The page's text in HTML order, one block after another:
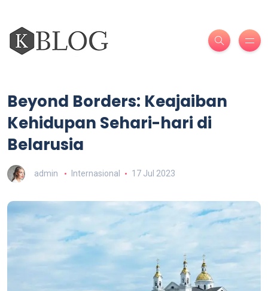
Beyond Borders: Keajaiban
Kehidupan Sehari-hari di
Belarusia
admin Internasional 17 Jul 2023